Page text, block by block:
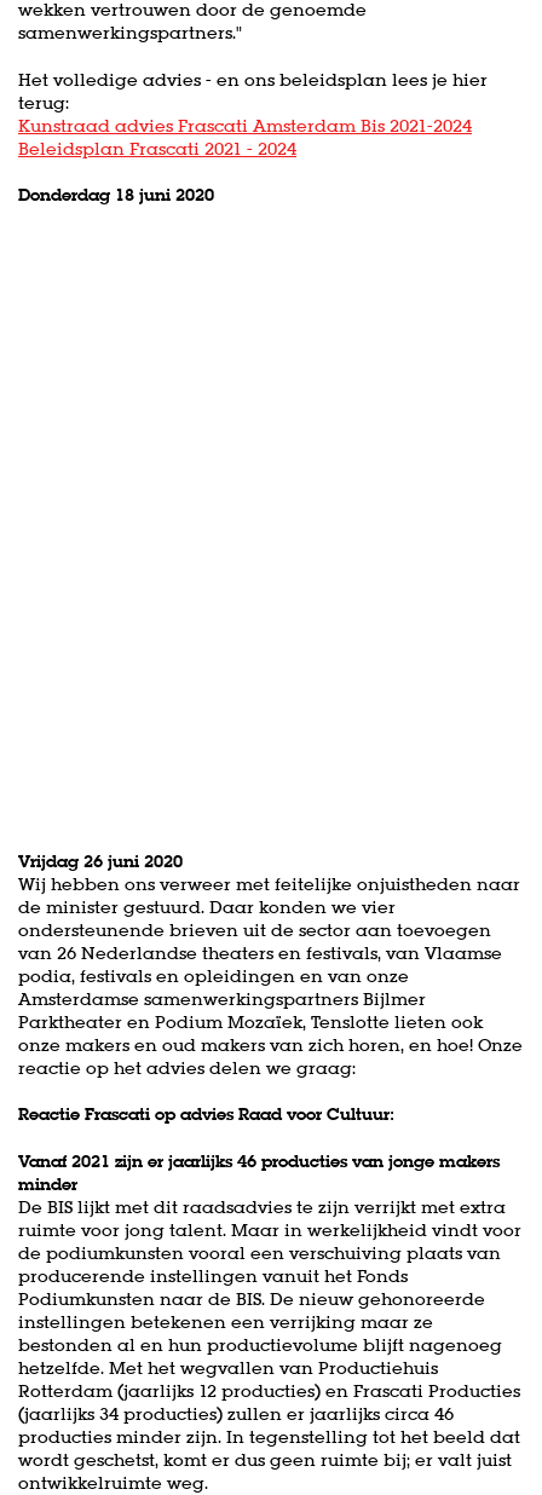
wekken vertrouwen door de genoemde
samenwerkingspartners."
Het volledige advies - en ons beleidsplan lees je hier
terug:
Kunstraad advies Frascati Amsterdam Bis 2021-2024
Beleidsplan Frascati 2021 - 2024
Donderdag 18 juni 2020
Vrijdag 26 juni 2020
Wij hebben ons verweer met feitelijke onjuistheden naar
de minister gestuurd. Daar konden we vier
ondersteunende brieven uit de sector aan toevoegen
van 26 Nederlandse theaters en festivals, van Vlaamse
podia, festivals en opleidingen en van onze
Amsterdamse samenwerkingspartners Bijlmer
Parktheater en Podium Mozaïek, Tenslotte lieten ook
onze makers en oud makers van zich horen, en hoe! Onze
reactie op het advies delen we graag:
Reactie Frascati op advies Raad voor Cultuur:
Vanaf 2021 zijn er jaarlijks 46 producties van jonge makers
minder
De BIS lijkt met dit raadsadvies te zijn verrijkt met extra
ruimte voor jong talent. Maar in werkelijkheid vindt voor
de podiumkunsten vooral een verschuiving plaats van
producerende instellingen vanuit het Fonds
Podiumkunsten naar de BIS. De nieuw gehonoreerde
instellingen betekenen een verrijking maar ze
bestonden al en hun productievolume blijft nagenoeg
hetzelfde. Met het wegvallen van Productiehuis
Rotterdam (jaarlijks 12 producties) en Frascati Producties
(jaarlijks 34 producties) zullen er jaarlijks circa 46
producties minder zijn. In tegenstelling tot het beeld dat
wordt geschetst, komt er dus geen ruimte bij; er valt juist
ontwikkelruimte weg.